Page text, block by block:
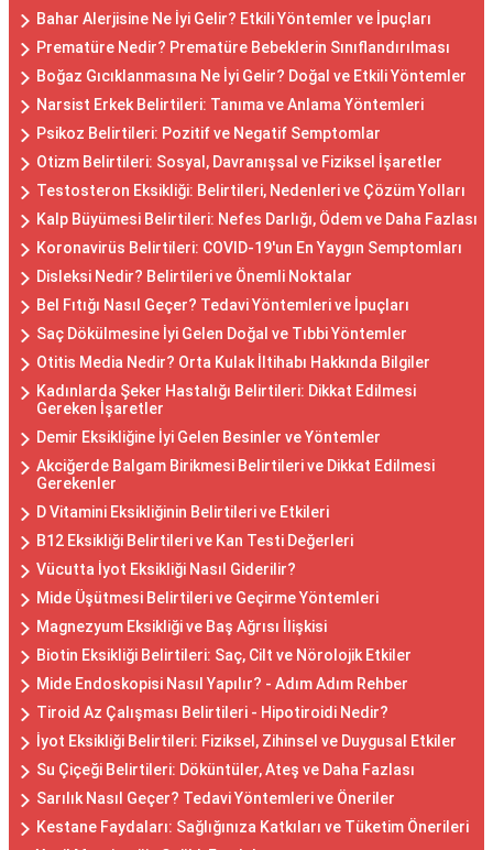
Bahar Alerjisine Ne İyi Gelir? Etkili Yöntemler ve İpuçları
Prematüre Nedir? Prematüre Bebeklerin Sınıflandırılması
Boğaz Gıcıklanmasına Ne İyi Gelir? Doğal ve Etkili Yöntemler
Narsist Erkek Belirtileri: Tanıma ve Anlama Yöntemleri
Psikoz Belirtileri: Pozitif ve Negatif Semptomlar
Otizm Belirtileri: Sosyal, Davranışsal ve Fiziksel İşaretler
Testosteron Eksikliği: Belirtileri, Nedenleri ve Çözüm Yolları
Kalp Büyümesi Belirtileri: Nefes Darlığı, Ödem ve Daha Fazlası
Koronavirüs Belirtileri: COVID-19'un En Yaygın Semptomları
Disleksi Nedir? Belirtileri ve Önemli Noktalar
Bel Fıtığı Nasıl Geçer? Tedavi Yöntemleri ve İpuçları
Saç Dökülmesine İyi Gelen Doğal ve Tıbbi Yöntemler
Otitis Media Nedir? Orta Kulak İltihabı Hakkında Bilgiler
Kadınlarda Şeker Hastalığı Belirtileri: Dikkat Edilmesi
Gereken İşaretler
Demir Eksikliğine İyi Gelen Besinler ve Yöntemler
Akciğerde Balgam Birikmesi Belirtileri ve Dikkat Edilmesi
Gerekenler
D Vitamini Eksikliğinin Belirtileri ve Etkileri
B12 Eksikliği Belirtileri ve Kan Testi Değerleri
Vücutta İyot Eksikliği Nasıl Giderilir?
Mide Üşütmesi Belirtileri ve Geçirme Yöntemleri
Magnezyum Eksikliği ve Baş Ağrısı İlişkisi
Biotin Eksikliği Belirtileri: Saç, Cilt ve Nörolojik Etkiler
Mide Endoskopisi Nasıl Yapılır? - Adım Adım Rehber
Tiroid Az Çalışması Belirtileri - Hipotiroidi Nedir?
İyot Eksikliği Belirtileri: Fiziksel, Zihinsel ve Duygusal Etkiler
Su Çiçeği Belirtileri: Döküntüler, Ateş ve Daha Fazlası
Sarılık Nasıl Geçer? Tedavi Yöntemleri ve Öneriler
Kestane Faydaları: Sağlığınıza Katkıları ve Tüketim Önerileri